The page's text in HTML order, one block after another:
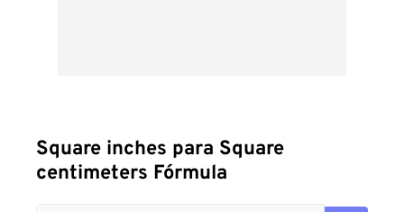
Square inches para Square
centimeters Fórmula